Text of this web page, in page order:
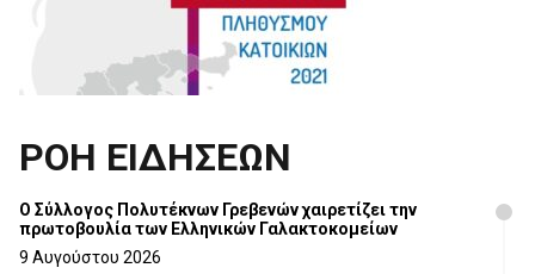
ΡΟΗ ΕΙΔΗΣΕΩΝ
Ο Σύλλογος Πολυτέκνων Γρεβενών χαιρετίζει την
πρωτοβουλία των Ελληνικών Γαλακτοκομείων
9 Αυγούστου 2026